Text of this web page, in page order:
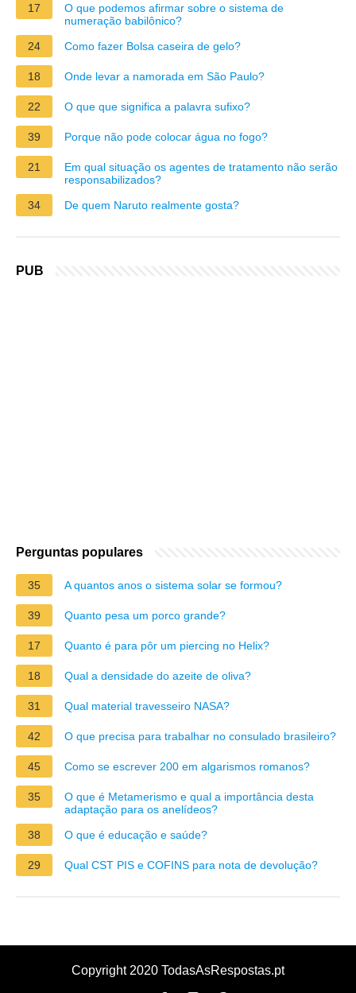
17
O que podemos afirmar sobre o sistema de
numeração babilônico?
24
Como fazer Bolsa caseira de gelo?
18 Onde levar a namorada em São Paulo?
22 O que que significa a palavra sufixo?
39 Porque não pode colocar água no fogo?
21
Em qual situação os agentes de tratamento não serão
responsabilizados?
34
De quem Naruto realmente gosta?
PUB
Perguntas populares
35 A quantos anos o sistema solar se formou?
39 Quanto pesa um porco grande?
17 Quanto é para pôr um piercing no Helix?
18 Qual a densidade do azeite de oliva?
31 Qual material travesseiro NASA?
42 O que precisa para trabalhar no consulado brasileiro?
45 Como se escrever 200 em algarismos romanos?
35
O que é Metamerismo e qual a importância desta
adaptação para os anelídeos?
38
O que é educação e saúde?
29 Qual CST PIS e COFINS para nota de devolução?
Copyright 2020 TodasAsRespostas.pt